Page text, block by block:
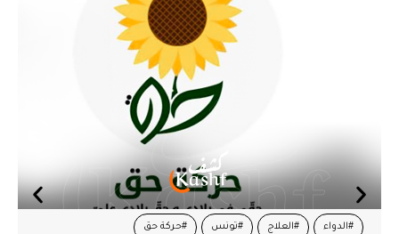
#العلاج #تونس #حركة حق